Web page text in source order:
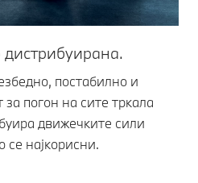
постабилно и
за погон на сите тркала
движечките сили
се најкорисни.